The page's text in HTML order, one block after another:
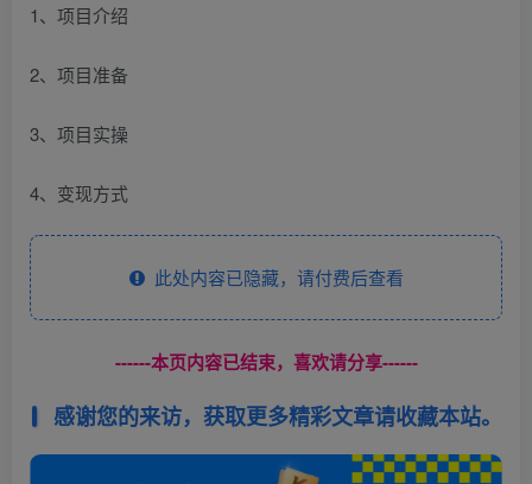
1、项目介绍
2、项目准备
3、项目实操
4、变现方式
此处内容已隐藏，请付费后查看
------本页内容已结束，喜欢请分享------
感谢您的来访，获取更多精彩文章请收藏本站。